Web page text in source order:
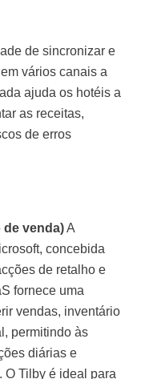
de sincronizar e
vários canais a
ajuda os hotéis a
as receitas,
de erros
de venda)A
concebida
de retalho e
fornece uma
vendas, inventário
permitindo às
diárias e
O Tilby é ideal para